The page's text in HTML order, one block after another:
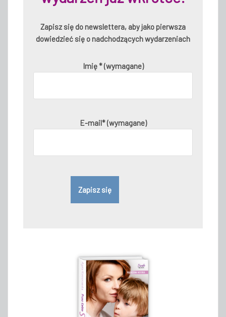
Zapisz się do newslettera, aby jako pierwsza
dowiedzieć się o nadchodzących wydarzeniach
Imię * (wymagane)
E-mail* (wymagane)